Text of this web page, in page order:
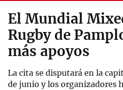
El Mundial
Rugby de
más apoyos
La cita se disputará en la
de junio y los organizadores